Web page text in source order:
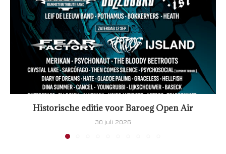
Historische editie voor Baroeg Open Air
30 juli 2026